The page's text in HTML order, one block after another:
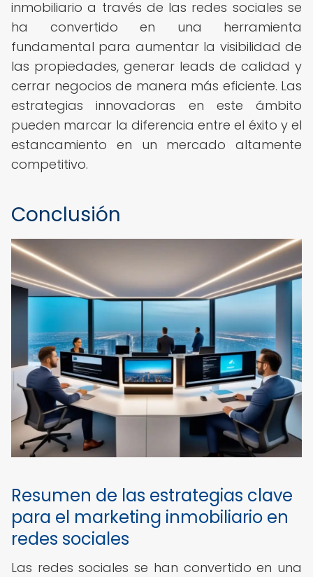
inmobiliario a través de las redes sociales se
ha convertido en una herramienta
fundamental para aumentar la visibilidad de
las propiedades, generar leads de calidad y
cerrar negocios de manera más eficiente. Las
estrategias innovadoras en este ámbito
pueden marcar la diferencia entre el éxito y el
estancamiento en un mercado altamente
competitivo.
Conclusión
Resumen de las estrategias clave
para el marketing inmobiliario en
redes sociales
Las redes sociales se han convertido en una